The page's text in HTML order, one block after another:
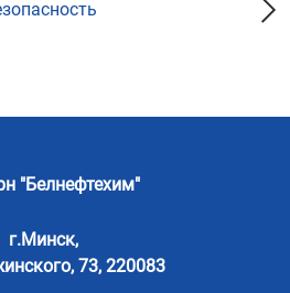
"Белнефтехим"
г.Минск,
73, 220083